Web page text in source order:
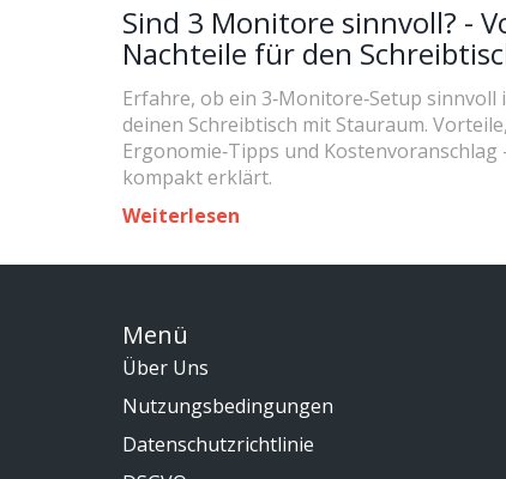
Sind 3 Monitore sinnvoll? -
Nachteile für den
Stauraum
Erfahre, ob ein 3‑Monitore‑Setup sinnvoll
deinen Schreibtisch mit Stauraum.
Ergonomie‑Tipps und Kostenvoranschlag
kompakt erklärt.
Weiterlesen
Menü
Über Uns
Nutzungsbedingungen
Datenschutzrichtlinie